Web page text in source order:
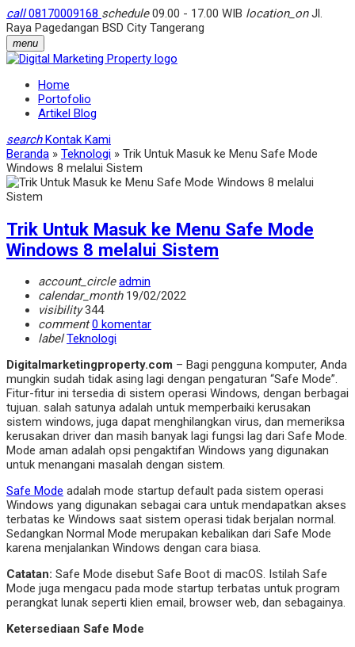
call08170009168 schedule09.00 - 17.00 WIB location_onJl.
Raya Pagedangan BSD City Tangerang
menu
Home
Portofolio
Artikel Blog
search Kontak Kami
Beranda » Teknologi » Trik Untuk Masuk ke Menu Safe Mode
Windows 8 melalui Sistem
Trik Untuk Masuk ke Menu Safe Mode
Windows 8 melalui Sistem
account_circle admin
calendar_month19/02/2022
visibility344
comment 0 komentar
label Teknologi
Digitalmarketingproperty.com – Bagi pengguna komputer, Anda
mungkin sudah tidak asing lagi dengan pengaturan “Safe Mode”.
Fitur-fitur ini tersedia di sistem operasi Windows, dengan berbagai
tujuan. salah satunya adalah untuk memperbaiki kerusakan
sistem windows, juga dapat menghilangkan virus, dan memeriksa
kerusakan driver dan masih banyak lagi fungsi lag dari Safe Mode.
Mode aman adalah opsi pengaktifan Windows yang digunakan
untuk menangani masalah dengan sistem.
Safe Mode adalah mode startup default pada sistem operasi
Windows yang digunakan sebagai cara untuk mendapatkan akses
terbatas ke Windows saat sistem operasi tidak berjalan normal.
Sedangkan Normal Mode merupakan kebalikan dari Safe Mode
karena menjalankan Windows dengan cara biasa.
Catatan: Safe Mode disebut Safe Boot di macOS. Istilah Safe
Mode juga mengacu pada mode startup terbatas untuk program
perangkat lunak seperti klien email, browser web, dan sebagainya.
Ketersediaan Safe Mode